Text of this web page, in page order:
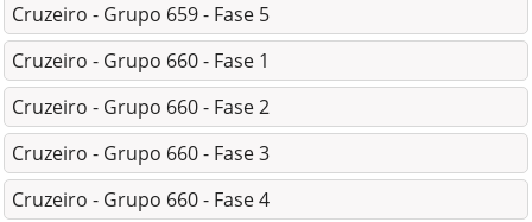
Cruzeiro - Grupo 659 - Fase 5
Cruzeiro - Grupo 660 - Fase 1
Cruzeiro - Grupo 660 - Fase 2
Cruzeiro - Grupo 660 - Fase 3
Cruzeiro - Grupo 660 - Fase 4